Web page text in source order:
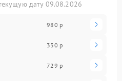
дату 09.08.2026
980 р
330 р
729 р